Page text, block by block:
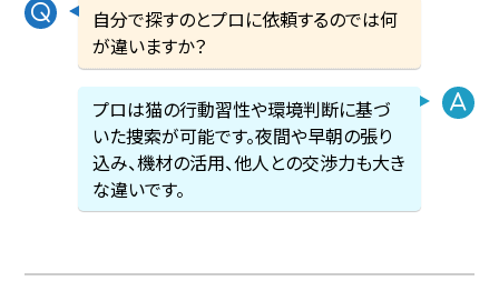
自分で探すのとプロに依頼するのでは何
が違いますか？
プロは猫の行動習性や環境判断に基づ
いた捜索が可能です。夜間や早朝の張り
込み、機材の活用、他人との交渉力も大き
な違いです。